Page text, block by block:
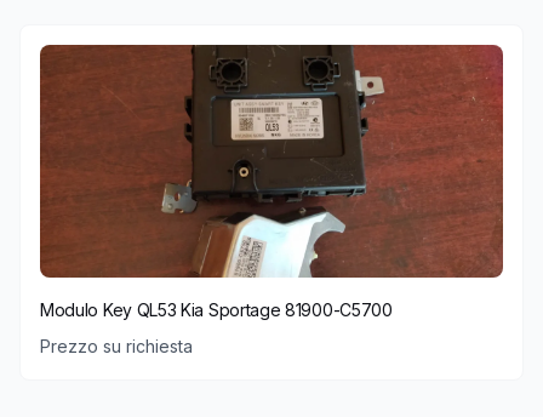
Modulo Key QL53 Kia Sportage 81900-C5700
Prezzo su richiesta